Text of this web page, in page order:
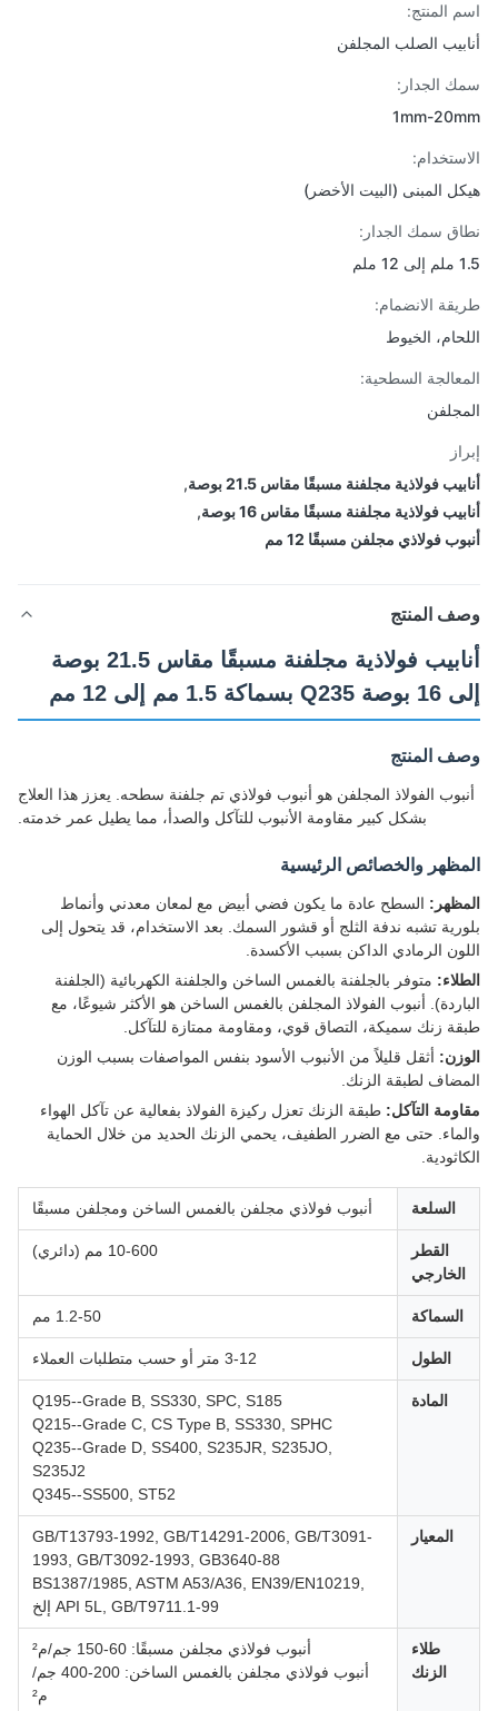
المنتج:
الصلب المجلفن
الجدار:
1mm-
المبنى (البيت الأخضر)
سمك الجدار:
الانضمام:
الخيوط
السطحية:
فولاذية مجلفنة مسبقًا مقاس 21.5 بوصة
,
فولاذية مجلفنة مسبقًا مقاس 16 بوصة
,
فولاذي مجلفن مسبقًا 12 مم
المنتج
أنابيب فولاذية مجلفنة مسبقًا مقاس 21.5 بوصة
المنتج
الفولاذ المجلفن هو أنبوب فولاذي تم جلفنة سطحه. يعزز هذا العلاج
بشكل كبير مقاومة الأنبوب للتآكل والصدأ، مما يطيل عمر خدمته.
والخصائص الرئيسية
السطح عادة ما يكون فضي أبيض مع لمعان معدني وأنماط
تشبه ندفة الثلج أو قشور السمك. بعد الاستخدام، قد يتحول إلى
الرمادي الداكن بسبب الأكسدة.
متوفر بالجلفنة بالغمس الساخن والجلفنة الكهربائية (الجلفنة
أنبوب الفولاذ المجلفن بالغمس الساخن هو الأكثر شيوعًا، مع
زنك سميكة، التصاق قوي، ومقاومة ممتازة للتآكل.
أثقل قليلاً من الأنبوب الأسود بنفس المواصفات بسبب الوزن
لطبقة الزنك.
التآكل:طبقة الزنك تعزل ركيزة الفولاذ بفعالية عن تآكل الهواء
حتى مع الضرر الطفيف، يحمي الزنك الحديد من خلال الحماية
السلعة أنبوب فولاذي مجلفن بالغمس الساخن ومجلفن مسبقًا
10-600 مم (دائري)
السماكة 1.2-50 مم
Q195--Grade B, SS330, SPC, S185
Q215--Grade C, CS Type B, SS330, SPHC
Q235--Grade D, SS400, S235JR, S235JO,
S235J2
Q345--SS500, ST52
المعيار
GB/T13793-1992, GB/T14291-2006, GB/T3091-
1993, GB/T3092-1993, GB3640-88
BS1387/1985, ASTM A53/A36, EN39/EN10219,
API 5L, GB/T9711.1-99 إلخ
أنبوب فولاذي مجلفن مسبقًا: 60-150 جم/م²
أنبوب فولاذي مجلفن بالغمس الساخن: 200-400 جم/